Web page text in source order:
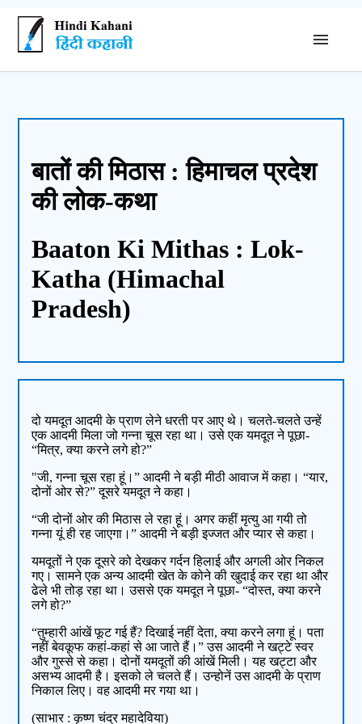
बातों की मिठास : हिमाचल प्रदेश
की लोक-कथा
Baaton Ki Mithas : Lok-
Katha (Himachal
Pradesh)
दो यमदूत आदमी के प्राण लेने धरती पर आए थे। चलते-चलते उन्हें
एक आदमी मिला जो गन्ना चूस रहा था। उसे एक यमदूत ने पूछा-
“मित्र, क्या करने लगे हो?”
"जी, गन्ना चूस रहा हूं।” आदमी ने बड़ी मीठी आवाज में कहा। “यार,
दोनों ओर से?” दूसरे यमदूत ने कहा।
“जी दोनों ओर की मिठास ले रहा हूं। अगर कहीं मृत्यु आ गयी तो
गन्ना यूं ही रह जाएगा।” आदमी ने बड़ी इज्जत और प्यार से कहा।
यमदूतों ने एक दूसरे को देखकर गर्दन हिलाई और अगली ओर निकल
गए। सामने एक अन्य आदमी खेत के कोने की खुदाई कर रहा था और
ढेले भी तोड़ रहा था। उससे एक यमदूत ने पूछा- “दोस्त, क्या करने
लगे हो?”
“तुम्हारी आंखें फूट गई हैं? दिखाई नहीं देता, क्या करने लगा हूं। पता
नहीं बेवकूफ कहां-कहां से आ जाते हैं।” उस आदमी ने खट्टे स्वर
और गुस्से से कहा। दोनों यमदूतों की आंखें मिली। यह खट्टा और
असभ्य आदमी है। इसको ले चलते हैं। उन्होनें उस आदमी के प्राण
निकाल लिए। वह आदमी मर गया था।
(साभार : कृष्ण चंद्र महादेविया)